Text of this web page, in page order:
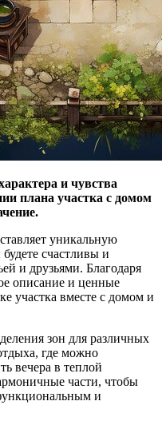
и чувства
плана участка с домом
уникальную
счастливы и
и друзьями. Благодаря
описание и ценные
участка вместе с домом и
зон для различных
где можно
вечера в теплой
части, чтобы
и